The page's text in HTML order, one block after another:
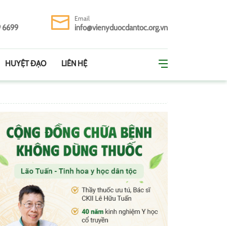
6699
Email
info@vienyduocdantoc.org.vn
HUYỆT ĐẠO LIÊN HỆ